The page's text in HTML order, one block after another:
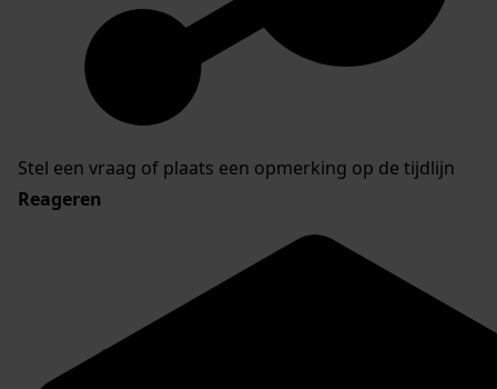
Stel een vraag of plaats een opmerking op de tijdlijn
Reageren